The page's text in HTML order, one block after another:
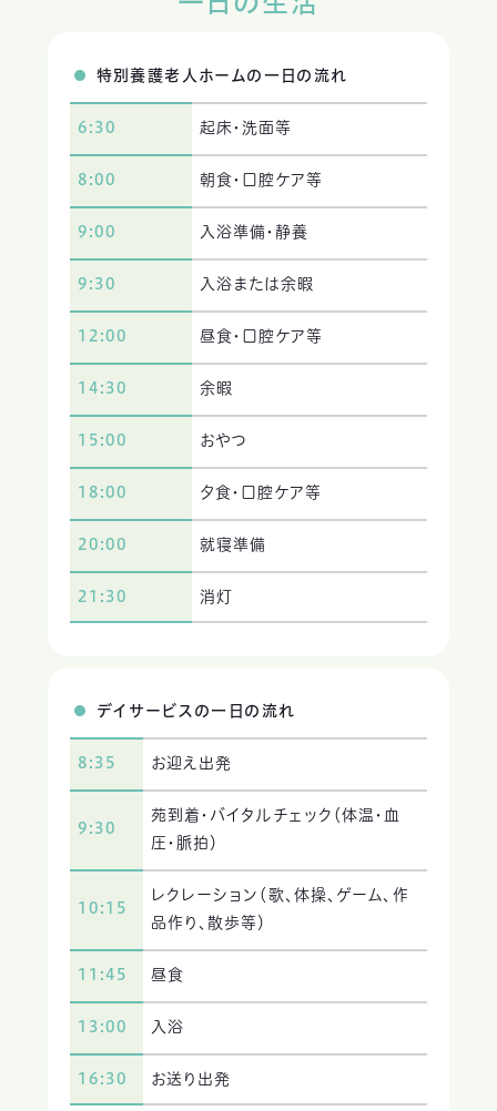
特別養護老人ホームの一日の流れ
6:30 起床・洗面等
8:00 朝食・口腔ケア等
9:00 入浴準備・静養
9:30 入浴または余暇
12:00 昼食・口腔ケア等
14:30 余暇
15:00 おやつ
18:00 夕食・口腔ケア等
20:00 就寝準備
21:30 消灯
デイサービスの一日の流れ
8:35 お迎え出発
9:30
苑到着・バイタルチェック（体温・血
圧・脈拍）
10:15
レクレーション（歌、体操、ゲーム、作
品作り、散歩等）
11:45 昼食
13:00 入浴
16:30 お送り出発